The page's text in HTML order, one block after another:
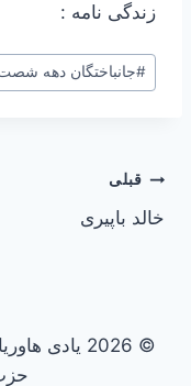
زندگی نامه :
#جانباختگان دهه
راهبری
نوشته
قبلی
خالد باپیری
© 2026 یادی